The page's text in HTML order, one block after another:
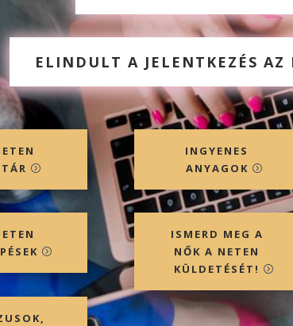
ELINDULT A JELENTKEZÉS
INGYENES
ANYAGOK
ISMERD MEG A
NŐK A NETEN
KÜLDETÉSÉT!